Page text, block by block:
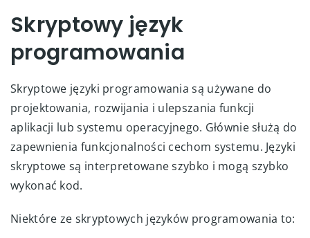
Skryptowy język
programowania
Skryptowe języki programowania są używane do
projektowania, rozwijania i ulepszania funkcji
aplikacji lub systemu operacyjnego. Głównie służą do
zapewnienia funkcjonalności cechom systemu. Języki
skryptowe są interpretowane szybko i mogą szybko
wykonać kod.
Niektóre ze skryptowych języków programowania to: